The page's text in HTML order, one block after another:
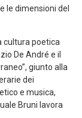
le dimensioni del
cultura poetica
De André e il
giunto alla
dei
e musica,
Bruni lavora